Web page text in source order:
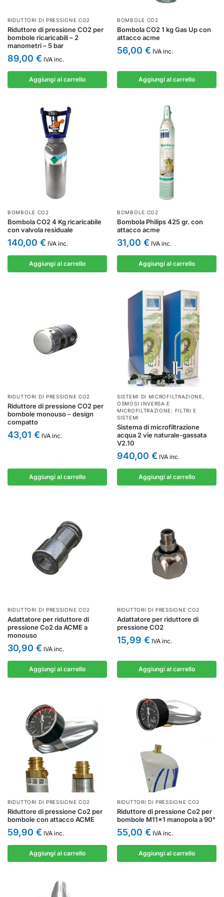
RIDUTTORI DI PRESSIONE CO2
Riduttore di pressione CO2 per
bombole ricaricabili – 2
manometri – 5 bar
89,00 € IVA inc.
Aggiungi al carrello
BOMBOLE CO2
Bombola CO2 1 kg Gas Up con
attacco acme
56,00 € IVA inc.
Aggiungi al carrello
BOMBOLE CO2
Bombola CO2 4 Kg ricaricabile
con valvola residuale
140,00 € IVA inc.
Aggiungi al carrello
BOMBOLE CO2
Bombola Philips 425 gr. con
attacco acme
31,00 € IVA inc.
Aggiungi al carrello
RIDUTTORI DI PRESSIONE CO2
Riduttore di pressione CO2 per
bombole monouso – design
compatto
43,01 € IVA inc.
Aggiungi al carrello
SISTEMI DI MICROFILTRAZIONE,
OSMOSI INVERSA E
MICROFILTRAZIONE: FILTRI E
SISTEMI
Sistema di microfiltrazione
acqua 2 vie naturale-gassata
V2.10
940,00 € IVA inc.
Aggiungi al carrello
RIDUTTORI DI PRESSIONE CO2
Adattatore per riduttore di
pressione Co2 da ACME a
monouso
30,90 € IVA inc.
Aggiungi al carrello
RIDUTTORI DI PRESSIONE CO2
Adattatore per riduttore di
pressione CO2
15,99 € IVA inc.
Aggiungi al carrello
RIDUTTORI DI PRESSIONE CO2
Riduttore di pressione Co2 per
bombole con attacco ACME
59,90 € IVA inc.
Aggiungi al carrello
RIDUTTORI DI PRESSIONE CO2
Riduttore di pressione Co2 per
bombole M11x1 manopola a 90°
55,00 € IVA inc.
Aggiungi al carrello